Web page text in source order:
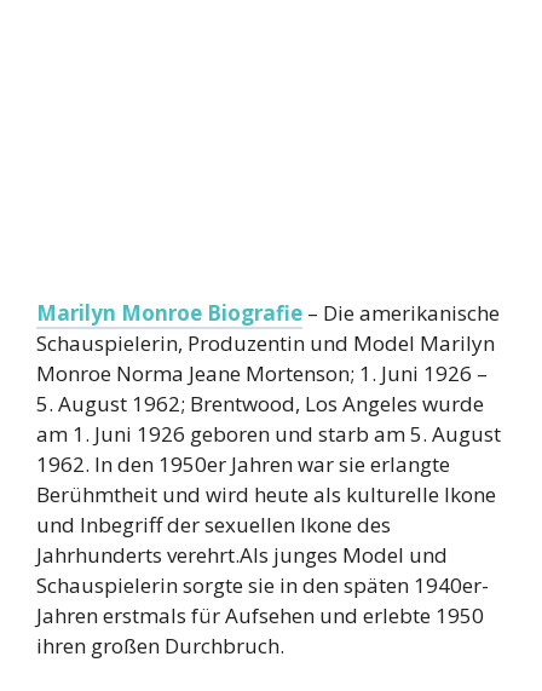
Marilyn Monroe Biografie – Die amerikanische
Schauspielerin, Produzentin und Model Marilyn
Monroe Norma Jeane Mortenson; 1. Juni 1926 –
5. August 1962; Brentwood, Los Angeles wurde
am 1. Juni 1926 geboren und starb am 5. August
1962. In den 1950er Jahren war sie erlangte
Berühmtheit und wird heute als kulturelle Ikone
und Inbegriff der sexuellen Ikone des
Jahrhunderts verehrt.Als junges Model und
Schauspielerin sorgte sie in den späten 1940er-
Jahren erstmals für Aufsehen und erlebte 1950
ihren großen Durchbruch.